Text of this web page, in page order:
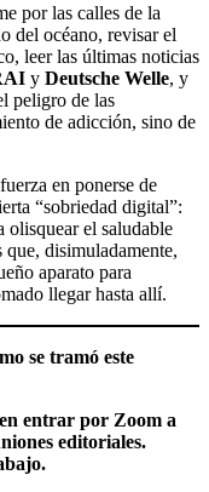
por las calles de la
del océano, revisar el
leer las últimas noticias
y Deutsche Welle, y
peligro de las
de adicción, sino de
en ponerse de
“sobriedad digital”:
olisquear el saludable
que, disimuladamente,
aparato para
llegar hasta allí.
se tramó este
entrar por Zoom a
editoriales.